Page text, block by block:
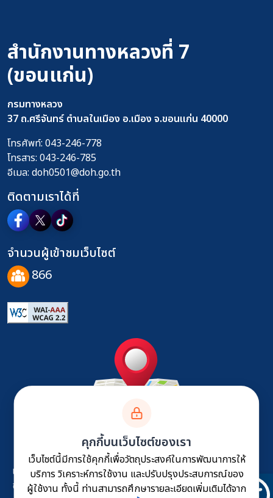
สำนักงานทางหลวงที่ 7
(ขอนแก่น)
กรมทางหลวง
37 ถ.ศรีจันทร์ ตำบลในเมือง อ.เมือง จ.ขอนแก่น 40000
โทรศัพท์: 043-246-778
โทรสาร: 043-246-785
อีเมล: doh0501@doh.go.th
ติดตามเราได้ที่
จำนวนผู้เข้าชมเว็บไซต์
866
ติดต่อเรา
แผนผังเว็บไซต์ นโยบายเว็บไซต์
นโยบายการคุ้มครอง
ข้อมูลส่วนบุคคล
นโยบายการรักษาความมั่นคงปลอดภัย
คุกกี้บนเว็บไซต์ของเรา
เว็บไซต์นี้มีการใช้คุกกี้เพื่อวัตถุประสงค์ในการพัฒนาการให้
บริการ วิเคราะห์การใช้งาน และปรับปรุงประสบการณ์ของ
ผู้ใช้งาน ทั้งนี้ ท่านสามารถศึกษารายละเอียดเพิ่มเติมได้จาก